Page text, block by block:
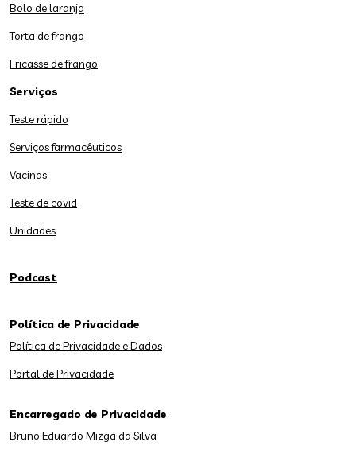
Bolo de laranja
Torta de frango
Fricasse de frango
Serviços
Teste rápido
Serviços farmacêuticos
Vacinas
Teste de covid
Unidades
Podcast
Política de Privacidade
Política de Privacidade e Dados
Portal de Privacidade
Encarregado de Privacidade
Bruno Eduardo Mizga da Silva